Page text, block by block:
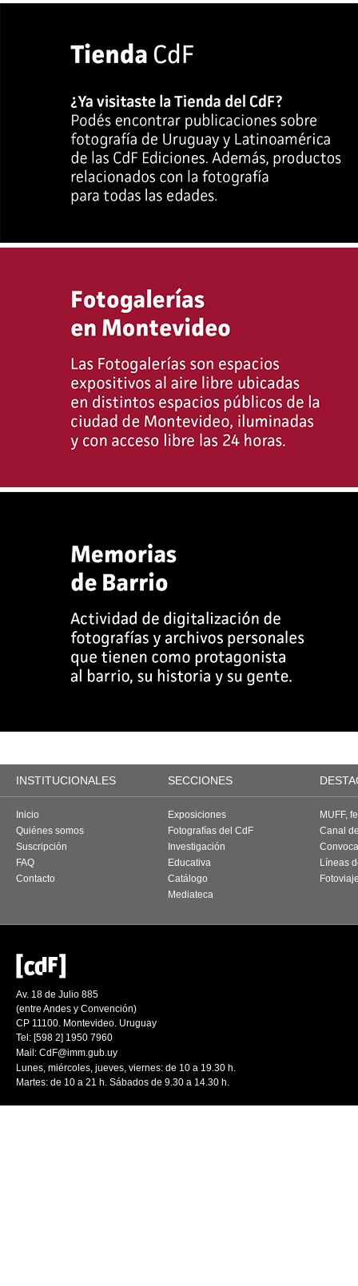
INSTITUCIONALES SECCIONES
Inicio
Quiénes somos
Suscripción
FAQ
Contacto
Exposiciones
Fotografías del CdF
Investigación
Educativa
Catálogo
Mediateca
MUFF,
Canal
Líneas
Av. 18 de Julio 885
(entre Andes y Convención)
CP 11100. Montevideo. Uruguay
Tel: [598 2] 1950 7960
Mail: CdF@imm.gub.uy
Lunes, miércoles, jueves, viernes: de 10 a 19.30 h.
Martes: de 10 a 21 h. Sábados de 9.30 a 14.30 h.